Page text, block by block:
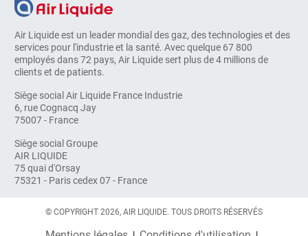
Air Liquide est un leader mondial des gaz, des technologies et des
services pour l'industrie et la santé. Avec quelque 67 800
employés dans 72 pays, Air Liquide sert plus de 4 millions de
clients et de patients.
Siège social Air Liquide France Industrie
6, rue Cognacq Jay
75007 - France
Siège social Groupe
AIR LIQUIDE
75 quai d'Orsay
75321 - Paris cedex 07 - France
© COPYRIGHT 2026, AIR LIQUIDE. TOUS DROITS RÉSERVÉS